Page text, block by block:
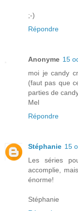
;-)
Répondre
Anonyme 15
moi je candy
(faut pas que
parties de
Mel
Répondre
Stéphanie 15
Les séries
accomplie,
énorme!
Stéphanie